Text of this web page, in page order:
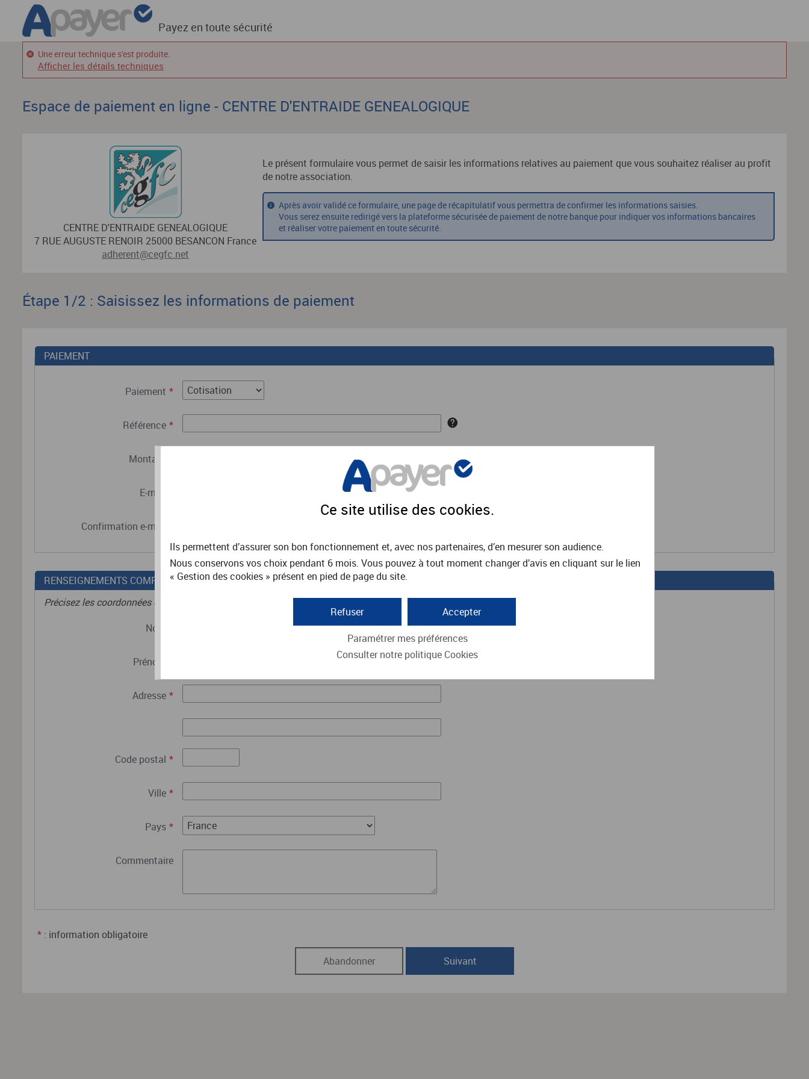
Payez en toute sécurité
Une erreur technique s'est produite.
Afficher les détails techniques
Espace de paiement en ligne - CENTRE D'ENTRAIDE GENEALOGIQUE
CENTRE D'ENTRAIDE GENEALOGIQUE
7 RUE AUGUSTE RENOIR 25000 BESANCON France
adherent@cegfc.net
Le présent formulaire vous permet de saisir les informations relatives au paiement que vous souhaitez réaliser au profit
de notre association.
Après avoir validé ce formulaire, une page de récapitulatif vous permettra de confirmer les informations saisies.
Vous serez ensuite redirigé vers la plateforme sécurisée de paiement de notre banque pour indiquer vos informations bancaires
et réaliser votre paiement en toute sécurité.
Étape 1/2 : Saisissez les informations de paiement
PAIEMENT
Paiement *
Référence *
Montant
E-mail
Confirmation e-mail
RENSEIGNEMENTS COMPLÉMENTAIRES
Précisez les coordonnées de l'adhérent.
Nom
Prénom
Adresse *
Code postal *
Ville *
Pays *
Commentaire
* : information obligatoire
Abandonner
Suivant
Ce site utilise des cookies.
Ils permettent d’assurer son bon fonctionnement et, avec nos partenaires, d’en mesurer son audience.
Nous conservons vos choix pendant 6 mois. Vous pouvez à tout moment changer d’avis en cliquant sur le lien
« Gestion des cookies » présent en pied de page du site.
Accepter
Refuser
Paramétrer mes préférences
Consulter notre politique Cookies